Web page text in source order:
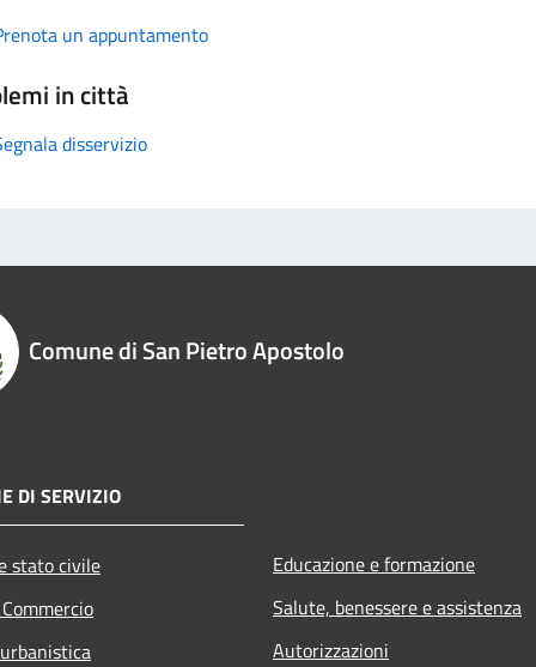
un appuntamento
in città
disservizio
Comune di San Pietro Apostolo
DI SERVIZIO
stato civile
Educazione e formazione
Salute, benessere e assistenza
Autorizzazioni